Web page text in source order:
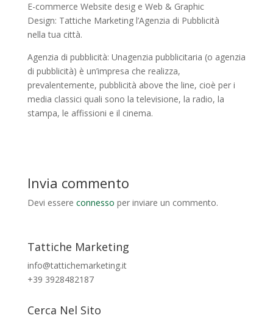
E-commerce Website desig e Web & Graphic
Design: Tattiche Marketing l’Agenzia di Pubblicità
nella tua città.
Agenzia di pubblicità: Unagenzia pubblicitaria (o agenzia
di pubblicità) è un’impresa che realizza,
prevalentemente, pubblicità above the line, cioè per i
media classici quali sono la televisione, la radio, la
stampa, le affissioni e il cinema.
Invia commento
Devi essere connesso per inviare un commento.
Tattiche Marketing
info@tattichemarketing.it
+39 3928482187
Cerca Nel Sito